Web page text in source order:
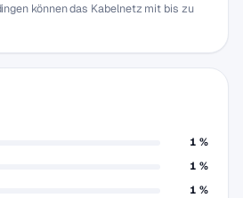
können das Kabelnetz mit bis zu
1 %
1 %
1 %